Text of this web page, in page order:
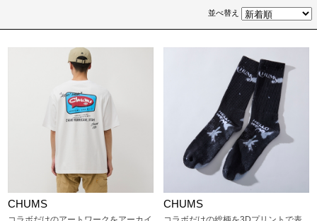
並べ替え
CHUMS CHUMS